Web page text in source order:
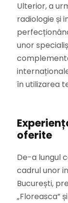
Ulterior, a
radiologie și
unor
în utilizarea
oferite
De-a lungul
cadrul unor
București,
„Floreasca”